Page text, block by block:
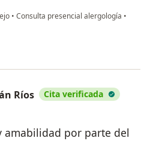
• Consulta presencial alergología •
Ríos Cita verificada
amabilidad por parte del